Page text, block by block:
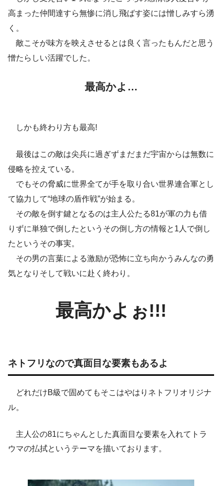
高まった仲間達すら無惨に消し飛ばす姿には憎しみすら湧
く。
敵こそが味方を映えさせるとは良く言ったもんだと思う
憎たらしい活躍でした。
最高かよ…
しかも終わり方も最高!
最後はこの敵は尖兵に過ぎずまだまだ宇宙からは無数に
侵略を控えている。
でもその脅威に世界全てが手を取り合い世界連合軍とし
て協力して“地球の盾作戦”が始まる。
その敵を倒す鍵となるのは主人公たる81が軍の力も借
りずに単独で倒したというその倒し方の情報と1人で倒し
たというその事実。
その男の言葉による激励が恐怖に立ち向かうみんなの勇
気となりそして戦いに赴く終わり。
最高かよぉ!!!
ネトフリなので真面目な要素もあるよ
どれだけB級で固めてもそこはやはりネトフリオリジナ
ル。
主人公の81にちゃんとした真面目な要素を入れてトラ
ウマの払拭というテーマを描いております。